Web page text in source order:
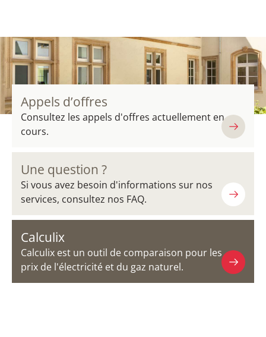
Appels d’offres
Consultez les appels d'offres actuellement en
cours.
Une question ?
Si vous avez besoin d'informations sur nos
services, consultez nos FAQ.
Calculix
Calculix est un outil de comparaison pour les
prix de l'électricité et du gaz naturel.